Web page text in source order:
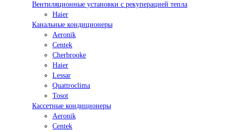
Вентиляционные установки с рекуперацией тепла
Haier
Канальные кондиционеры
Aeronik
Centek
Cherbrooke
Haier
Lessar
Quattroclima
Tosot
Кассетные кондиционеры
Aeronik
Centek